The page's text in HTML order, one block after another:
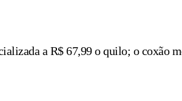
a R$ 67,99 o quilo; o coxão